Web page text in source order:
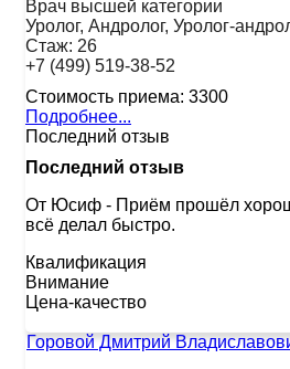
Врач высшей категории
Уролог, Андролог, Уролог-
Стаж: 26
+7 (499) 519-38-52
Стоимость приема: 3300
Подробнее...
Последний отзыв
Последний отзыв
От Юсиф - Приём прошёл
всё делал быстро.
Квалификация
Внимание
Цена-качество
Горовой Дмитрий